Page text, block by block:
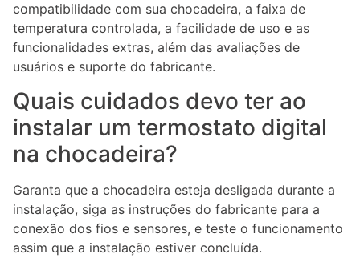
compatibilidade com sua chocadeira, a faixa de
temperatura controlada, a facilidade de uso e as
funcionalidades extras, além das avaliações de
usuários e suporte do fabricante.
Quais cuidados devo ter ao
instalar um termostato digital
na chocadeira?
Garanta que a chocadeira esteja desligada durante a
instalação, siga as instruções do fabricante para a
conexão dos fios e sensores, e teste o funcionamento
assim que a instalação estiver concluída.